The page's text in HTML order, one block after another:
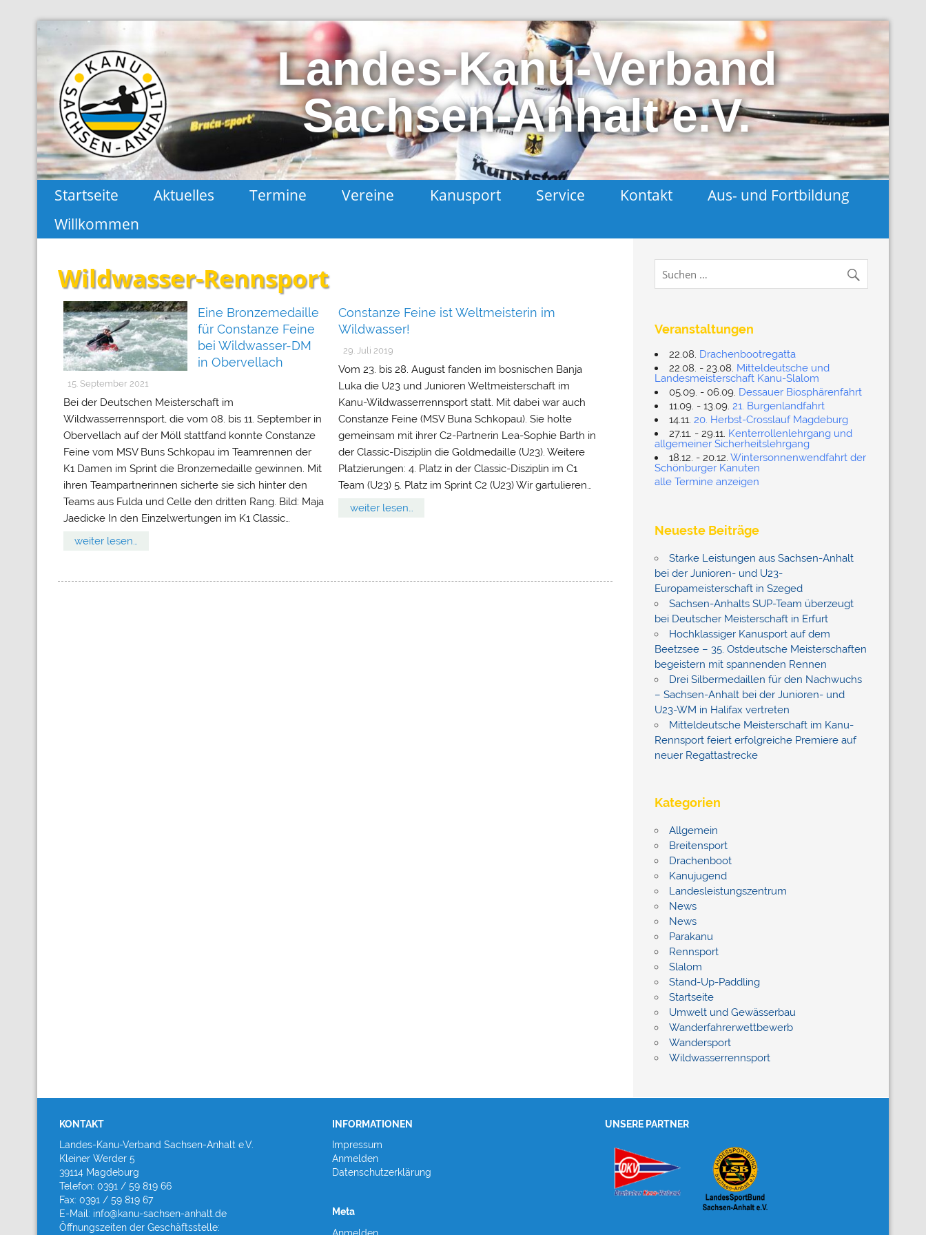
Landes-Kanu-Verband
Sachsen-Anhalt e.V.
Landes-Kanu-Verband Sachsen-Anhalt
Startseite Aktuelles Termine Vereine Kanusport Service Kontakt
Aus- und Fortbildung
Willkommen
Wildwasser-Rennsport
Eine Bronzemedaille
für Constanze Feine
bei Wildwasser-DM
in Obervellach
15. September 2021
Bei der Deutschen Meisterschaft im
Wildwasserrennsport, die vom 08. bis 11. September in
Obervellach auf der Möll stattfand konnte Constanze
Feine vom MSV Buns Schkopau im Teamrennen der
K1 Damen im Sprint die Bronzemedaille gewinnen. Mit
ihren Teampartnerinnen sicherte sie sich hinter den
Teams aus Fulda und Celle den dritten Rang. Bild: Maja
Jaedicke In den Einzelwertungen im K1 Classic…
weiter lesen…
Constanze Feine ist Weltmeisterin im
Wildwasser!
29. Juli 2019
Vom 23. bis 28. August fanden im bosnischen Banja
Luka die U23 und Junioren Weltmeisterschaft im
Kanu-Wildwasserrennsport statt. Mit dabei war auch
Constanze Feine (MSV Buna Schkopau). Sie holte
gemeinsam mit ihrer C2-Partnerin Lea-Sophie Barth in
der Classic-Disziplin die Goldmedaille (U23). Weitere
Platzierungen: 4. Platz in der Classic-Disziplin im C1
Team (U23) 5. Platz im Sprint C2 (U23) Wir gartulieren…
weiter lesen…
Veranstaltungen
22.08. Drachenbootregatta
22.08. - 23.08. Mitteldeutsche und
Landesmeisterschaft Kanu-Slalom
05.09. - 06.09. Dessauer Biosphärenfahrt
11.09. - 13.09. 21. Burgenlandfahrt
14.11. 20. Herbst-Crosslauf Magdeburg
27.11. - 29.11. Kenterrollenlehrgang und
allgemeiner Sicherheitslehrgang
18.12. - 20.12. Wintersonnenwendfahrt der
Schönburger Kanuten
alle Termine anzeigen
Neueste Beiträge
Starke Leistungen aus Sachsen-Anhalt
bei der Junioren- und U23-
Europameisterschaft in Szeged
Sachsen-Anhalts SUP-Team überzeugt
bei Deutscher Meisterschaft in Erfurt
Hochklassiger Kanusport auf dem
Beetzsee – 35. Ostdeutsche Meisterschaften
begeistern mit spannenden Rennen
Drei Silbermedaillen für den Nachwuchs
– Sachsen-Anhalt bei der Junioren- und
U23-WM in Halifax vertreten
Mitteldeutsche Meisterschaft im Kanu-
Rennsport feiert erfolgreiche Premiere auf
neuer Regattastrecke
Kategorien
Allgemein
Breitensport
Drachenboot
Kanujugend
Landesleistungszentrum
News
News
Parakanu
Rennsport
Slalom
Stand-Up-Paddling
Startseite
Umwelt und Gewässerbau
Wanderfahrerwettbewerb
Wandersport
Wildwasserrennsport
KONTAKT
Landes-Kanu-Verband Sachsen-Anhalt e.V.
Kleiner Werder 5
39114 Magdeburg
Telefon: 0391 / 59 819 66
Fax: 0391 / 59 819 67
E-Mail: info@kanu-sachsen-anhalt.de
Öffnungszeiten der Geschäftsstelle:
INFORMATIONEN
Impressum
Anmelden
Datenschutzerklärung
Meta
UNSERE PARTNER